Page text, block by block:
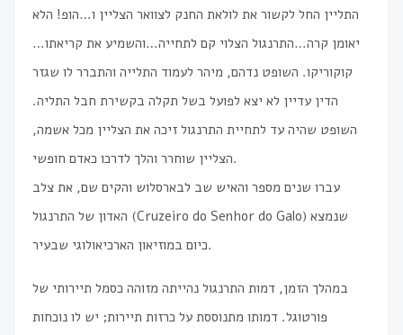
התליין החל לקשור את לולאת החנק לצוואר הצליין ו…הופ! הלא
יאומן קרה…התרנגול הצלוי קם לתחייה…והשמיע את קריאתו…
קוקוריקו. השופט נדהם, מיהר לעמוד התלייה והתברר לו שגזר
הדין עדיין לא יצא לפועל בשל תקלה בקשירת חבל התליה.
השופט שהיה עד לתחיית התרנגול זיכה את הצליין מכל אשמה,
הצליין שוחרר והלך לדרכו כאדם חופשי.
עברו שנים מספר והאיש שב לבארסלוש והקים שם, את צלב
האדון של התרנגול (Cruzeiro do Senhor do Galo) שנמצא
כיום במוזיאון הארכיאולוגי שבעיר.
במהלך הזמן, דמות התרנגול נהייתה מזוהה כסמל תיירותי של
פורטוגל. דמותו מתנוססת על כרזות תיירות; יש לו נוכחות